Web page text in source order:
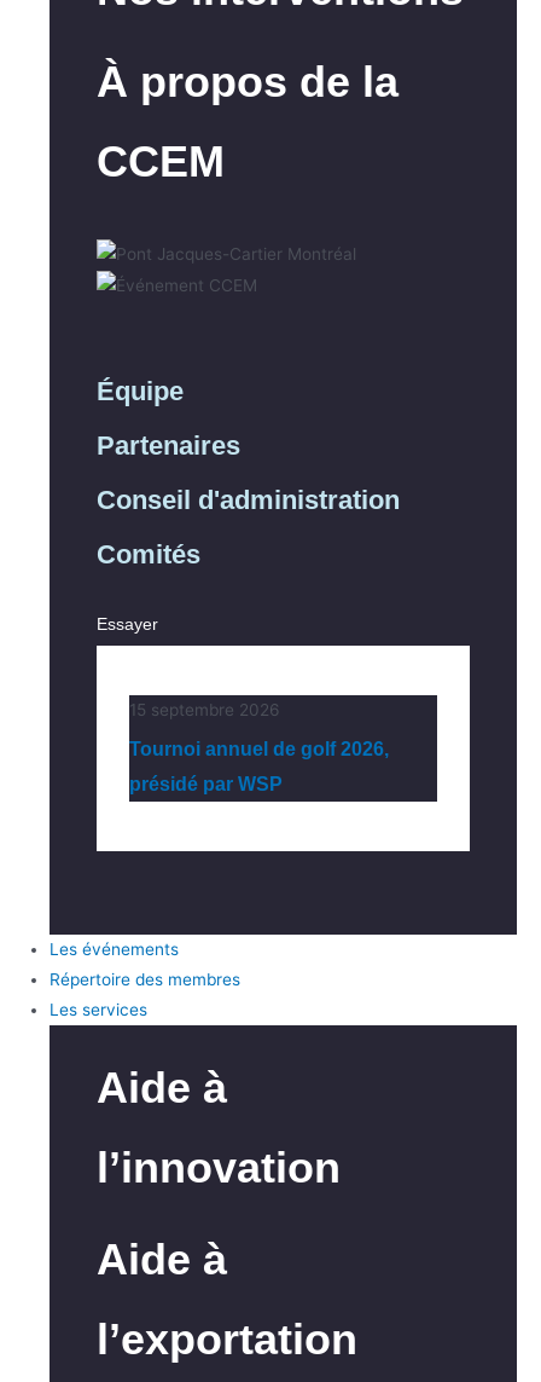
À propos de la
CCEM
Équipe
Partenaires
Conseil d'administration
Comités
Essayer
15 septembre 2026
Tournoi annuel de golf 2026,
présidé par WSP
Les événements
Répertoire des membres
Les services
Aide à
l’innovation
Aide à
l’exportation